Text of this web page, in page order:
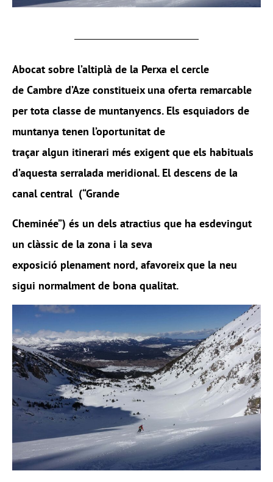
Abocat sobre l’altiplà de la Perxa el cercle
de Cambre d’Aze constitueix una oferta remarcable
per tota classe de muntanyencs. Els esquiadors de
muntanya tenen l’oportunitat de
traçar algun itinerari més exigent que els habituals
d’aquesta serralada meridional. El descens de la
canal central (“Grande
Cheminée”) és un dels atractius que ha esdevingut
un clàssic de la zona i la seva
exposició plenament nord, afavoreix que la neu
sigui normalment de bona qualitat.